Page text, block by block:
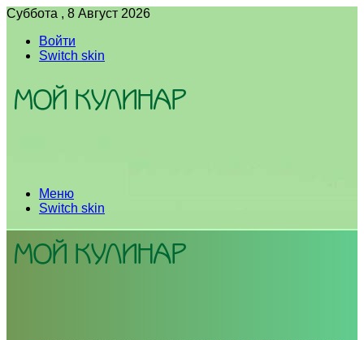
Суббота , 8 Август 2026
Войти
Switch skin
Меню
Switch skin